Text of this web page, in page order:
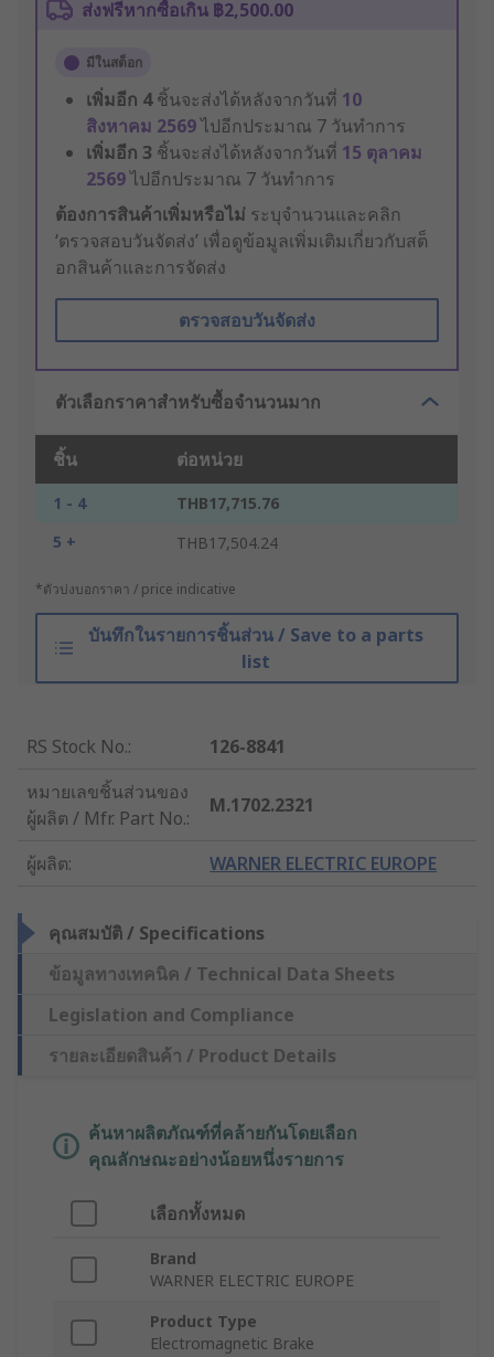
ส่งฟรีหากซื้อเกิน ฿2,500.00
มีในสต็อก
เพิ่มอีก 4ชิ้นจะส่งได้หลังจากวันที่ 10
สิงหาคม 2569ไปอีกประมาณ 7 วันทำการ
เพิ่มอีก 3 ชิ้นจะส่งได้หลังจากวันที่ 15 ตุลาคม
2569ไปอีกประมาณ 7 วันทำการ
ต้องการสินค้าเพิ่มหรือไม่ ระบุจำนวนและคลิก
‘ตรวจสอบวันจัดส่ง’ เพื่อดูข้อมูลเพิ่มเติมเกี่ยวกับสต็
อกสินค้าและการจัดส่ง
ตรวจสอบวันจัดส่ง
ตัวเลือกราคาสำหรับซื้อจำนวนมาก
ชิ้น ต่อหน่วย
1 - 4
THB17,715.76
5 +
THB17,504.24
*ตัวบ่งบอกราคา / price indicative
บันทึกในรายการชิ้นส่วน / Save to a parts
list
RS Stock No.:
126-8841
หมายเลขชิ้นส่วนของ
ผู้ผลิต / Mfr. Part No.:
M.1702.2321
ผู้ผลิต: WARNER ELECTRIC EUROPE
คุณสมบัติ / Specifications
ข้อมูลทางเทคนิค / Technical Data Sheets
Legislation and Compliance
รายละเอียดสินค้า / Product Details
ค้นหาผลิตภัณฑ์ที่คล้ายกันโดยเลือก
คุณลักษณะอย่างน้อยหนึ่งรายการ
เลือกทั้งหมด
Brand
WARNER ELECTRIC EUROPE
Product Type
Electromagnetic Brake